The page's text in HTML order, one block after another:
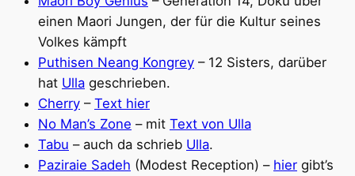
einen Maori Jungen, der für die Kultur seines
Volkes kämpft
Puthisen Neang Kongrey – 12 Sisters, darüber
hat Ulla geschrieben.
Cherry – Text hier
No Man’s Zone – mit Text von Ulla
Tabu – auch da schrieb Ulla.
Paziraie Sadeh (Modest Reception) – hier gibt’s